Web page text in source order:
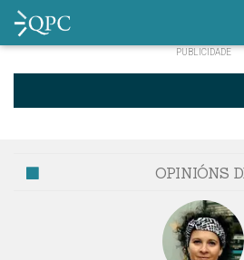
OPINIÓNS